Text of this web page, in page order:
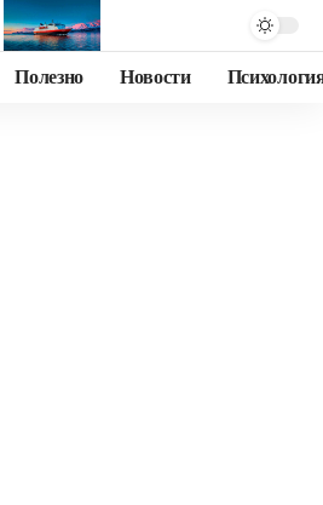
Полезно Новости